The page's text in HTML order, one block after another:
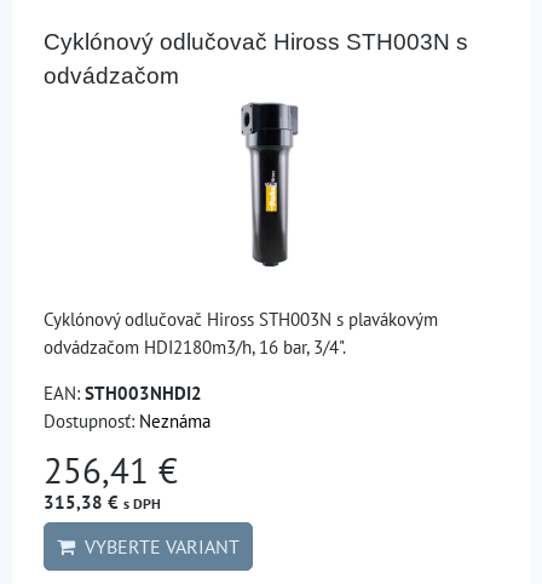
Cyklónový odlučovač Hiross STH003N s
odvádzačom
Cyklónový odlučovač Hiross STH003N s plavákovým
odvádzačom HDI2180m3/h, 16 bar, 3/4".
EAN: STH003NHDI2
Dostupnosť: Neznáma
256,41 €
315,38 € s DPH
VYBERTE VARIANT